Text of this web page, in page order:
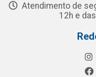
Atendimento de
12h e